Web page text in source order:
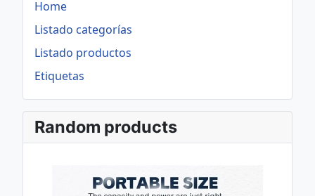
Home
Listado categorías
Listado productos
Etiquetas
Random products